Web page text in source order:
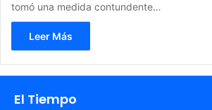
tomó una medida contundente…
Leer Más
El Tiempo